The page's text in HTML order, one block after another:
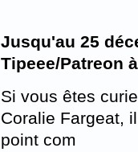
Jusqu'au 25
Tipeee/Patreon
Si vous êtes
Coralie Fargeat,
point com